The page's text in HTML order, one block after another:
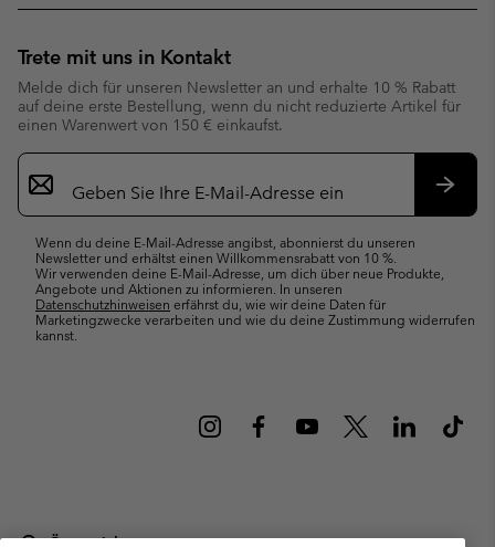
Trete mit uns in Kontakt
Melde dich für unseren Newsletter an und erhalte 10 % Rabatt
auf deine erste Bestellung, wenn du nicht reduzierte Artikel für
einen Warenwert von 150 € einkaufst.
Newsletter-
Anmeldung
Wenn du deine E-Mail-Adresse angibst, abonnierst du unseren
Newsletter und erhältst einen Willkommensrabatt von 10 %.
Wir verwenden deine E-Mail-Adresse, um dich über neue Produkte,
Angebote und Aktionen zu informieren. In unseren
Datenschutzhinweisen erfährst du, wie wir deine Daten für
Marketingzwecke verarbeiten und wie du deine Zustimmung widerrufen
kannst.